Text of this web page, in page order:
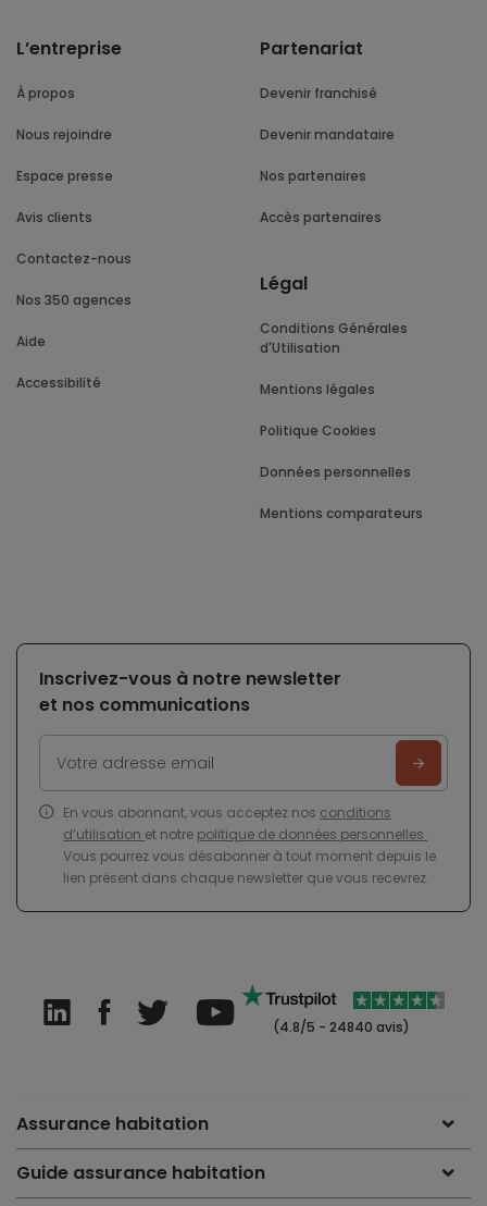
L’entreprise
À propos
Nous rejoindre
Espace presse
Avis clients
Contactez-nous
Nos 350 agences
Aide
Accessibilité
Partenariat
Devenir franchisé
Devenir mandataire
Nos partenaires
Accès partenaires
Légal
Conditions Générales
d'Utilisation
Mentions légales
Politique Cookies
Données personnelles
Mentions comparateurs
Inscrivez-vous à notre newsletter
et nos communications
En vous abonnant, vous acceptez nos conditions
d’utilisation et notre politique de données personnelles .
Vous pourrez vous désabonner à tout moment depuis le
lien présent dans chaque newsletter que vous recevrez.
(4.8/5 - 24840 avis)
Assurance habitation
Guide assurance habitation